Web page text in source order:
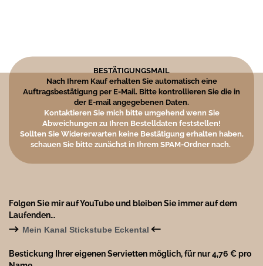
BESTÄTIGUNGSMAIL
Nach Ihrem Kauf erhalten Sie automatisch eine
Auftragsbestätigung per E-Mail. Bitte kontrollieren Sie die in
der E-mail angegebenen Daten.
Kontaktieren Sie mich bitte umgehend wenn Sie
Abweichungen zu Ihren Bestelldaten feststellen!
Sollten Sie Widererwarten keine Bestätigung erhalten haben,
schauen Sie bitte zunächst in Ihrem SPAM-Ordner nach.
Folgen Sie mir auf YouTube und bleiben Sie immer auf dem
Laufenden…
→ Mein Kanal Stickstube Eckental ←
Bestickung Ihrer eigenen Servietten möglich, für nur 4,76 € pro